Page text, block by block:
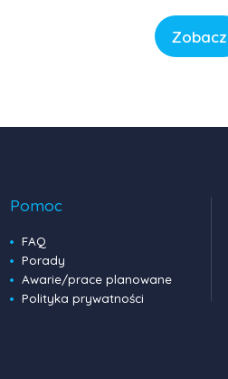
błędu w
danych.
– gdy na
świecie
CBeebies
mogą
Zobacz
Pomoc
FAQ
Porady
Awarie/prace planowane
Polityka prywatności